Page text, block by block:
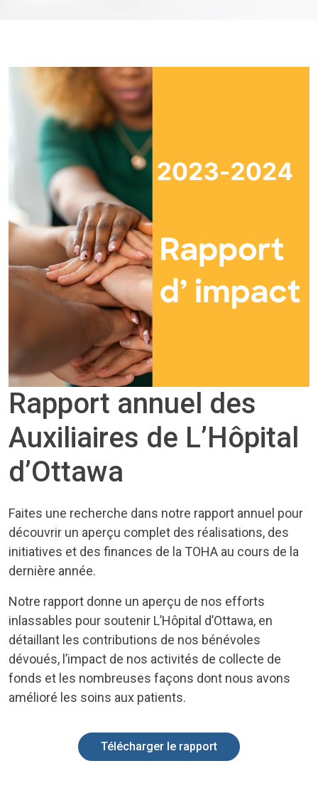
Rapport annuel des
Auxiliaires de L’Hôpital
d’Ottawa
Faites une recherche dans notre rapport annuel pour
découvrir un aperçu complet des réalisations, des
initiatives et des finances de la TOHA au cours de la
dernière année.
Notre rapport donne un aperçu de nos efforts
inlassables pour soutenir L’Hôpital d’Ottawa, en
détaillant les contributions de nos bénévoles
dévoués, l’impact de nos activités de collecte de
fonds et les nombreuses façons dont nous avons
amélioré les soins aux patients.
Télécharger le rapport